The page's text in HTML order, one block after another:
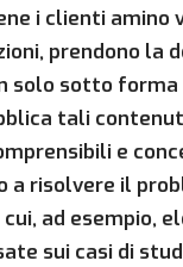
i clienti amino
prendono la
solo sotto
tali
e
a risolvere il
ad esempio,
sui casi di